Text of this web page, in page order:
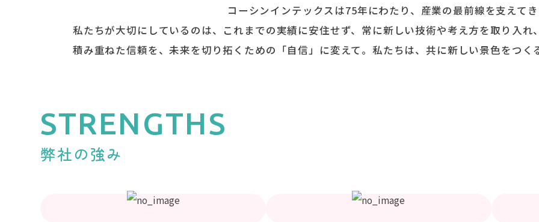
コーシンインテックスは75年にわたり、産業の最前線を支えて
私たちが大切にしているのは、これまでの実績に安住せず、常に新しい技術や考え方を取り入
積み重ねた信頼を、未来を切り拓くための「自信」に変えて。私たちは、共に新しい景色をつ
STRENGTHS
弊社の強み